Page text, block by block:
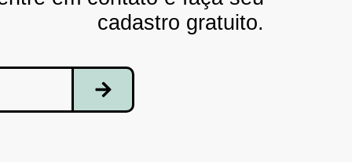
cadastro gratuito.